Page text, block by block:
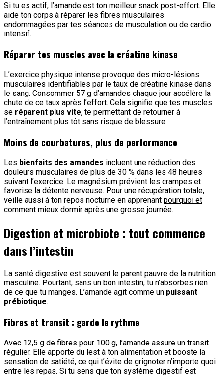
Si tu es actif, l’amande est ton meilleur snack post-effort. Elle
aide ton corps à réparer les fibres musculaires
endommagées par tes séances de musculation ou de cardio
intensif.
Réparer tes muscles avec la créatine kinase
L’exercice physique intense provoque des micro-lésions
musculaires identifiables par le taux de créatine kinase dans
le sang. Consommer 57 g d’amandes chaque jour accélère la
chute de ce taux après l’effort. Cela signifie que tes muscles
se réparent plus vite, te permettant de retourner à
l’entraînement plus tôt sans risque de blessure.
Moins de courbatures, plus de performance
Les bienfaits des amandes incluent une réduction des
douleurs musculaires de plus de 30 % dans les 48 heures
suivant l’exercice. Le magnésium prévient les crampes et
favorise la détente nerveuse. Pour une récupération totale,
veille aussi à ton repos nocturne en apprenant pourquoi et
comment mieux dormir après une grosse journée.
Digestion et microbiote : tout commence
dans l’intestin
La santé digestive est souvent le parent pauvre de la nutrition
masculine. Pourtant, sans un bon intestin, tu n’absorbes rien
de ce que tu manges. L’amande agit comme un puissant
prébiotique.
Fibres et transit : garde le rythme
Avec 12,5 g de fibres pour 100 g, l’amande assure un transit
régulier. Elle apporte du lest à ton alimentation et booste la
sensation de satiété, ce qui t’évite de grignoter n’importe quoi
entre les repas. Si tu sens que ton système digestif est